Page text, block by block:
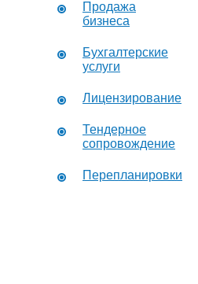
Продажа
бизнеса
Бухгалтерские
услуги
Лицензирование
Тендерное
сопровождение
Перепланировки